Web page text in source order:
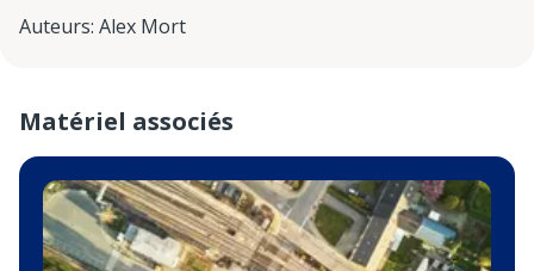
Auteurs: Alex Mort
Matériel associés